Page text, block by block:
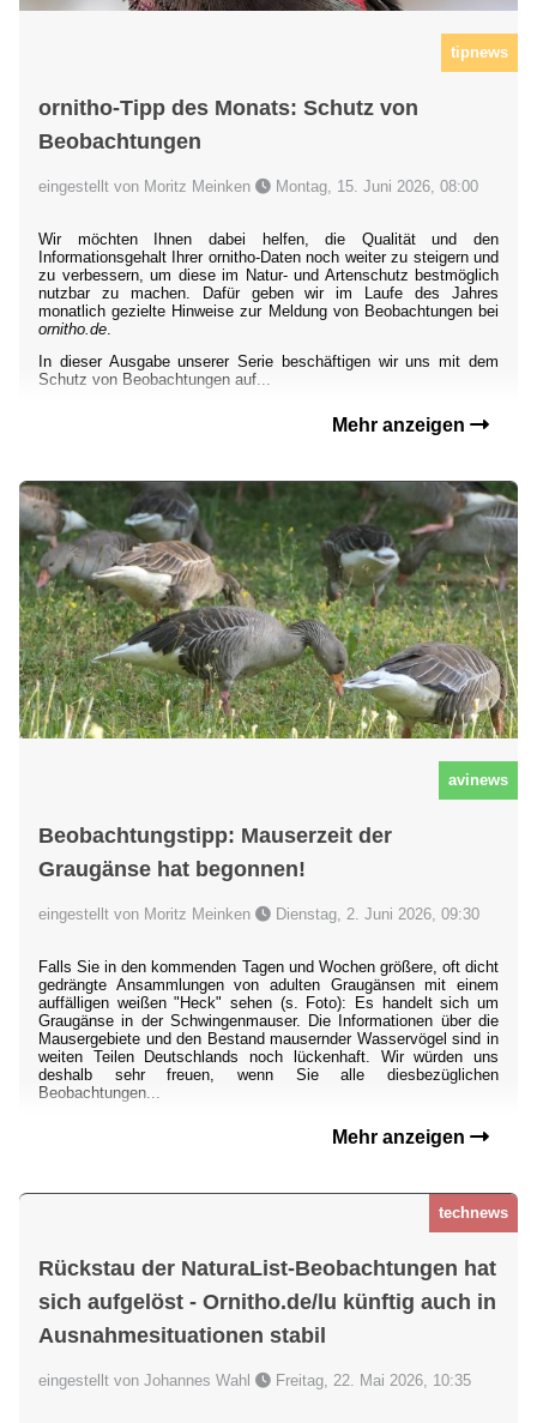
tipnews
ornitho-Tipp des Monats: Schutz von
Beobachtungen
eingestellt von Moritz Meinken Montag, 15. Juni 2026, 08:00
Wir möchten Ihnen dabei helfen, die Qualität und den
Informationsgehalt Ihrer ornitho-Daten noch weiter zu steigern und
zu verbessern, um diese im Natur- und Artenschutz bestmöglich
nutzbar zu machen. Dafür geben wir im Laufe des Jahres
monatlich gezielte Hinweise zur Meldung von Beobachtungen bei
ornitho.de
In dieser Ausgabe unserer Serie beschäftigen wir uns mit dem
Schutz von Beobachtungen auf...
Mehr anzeigen
avinews
Beobachtungstipp: Mauserzeit der
Graugänse hat begonnen!
eingestellt von Moritz Meinken Dienstag, 2. Juni 2026, 09:30
Falls Sie in den kommenden Tagen und Wochen größere, oft dicht
gedrängte Ansammlungen von adulten Graugänsen mit einem
auffälligen weißen "Heck" sehen (s. Foto): Es handelt sich um
Graugänse in der Schwingenmauser. Die Informationen über die
Mausergebiete und den Bestand mausernder Wasservögel sind in
weiten Teilen Deutschlands noch lückenhaft. Wir würden uns
deshalb sehr freuen, wenn Sie alle diesbezüglichen
Beobachtungen...
Mehr anzeigen
technews
Rückstau der NaturaList-Beobachtungen hat
sich aufgelöst - Ornitho.de/lu künftig auch in
Ausnahmesituationen stabil
eingestellt von Johannes Wahl Freitag, 22. Mai 2026, 10:35